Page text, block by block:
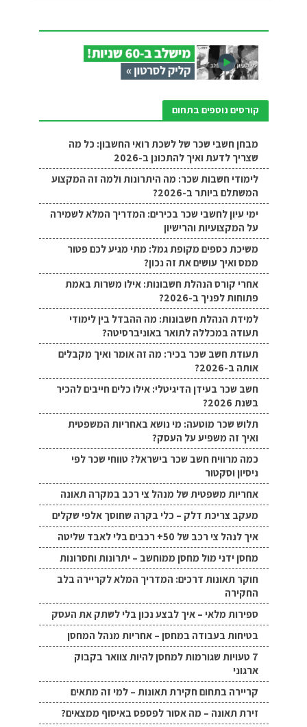
קורסים נוספים בתחום
מבחן חשבי שכר של לשכת רואי החשבון: כל מה
שצריך לדעת ואיך להתכונן ב-2026
לימודי חשבות שכר: מה היתרונות ולמה זה המקצוע
המשתלם ביותר ב-2026?
ימי עיון לחשבי שכר בכירים: המדריך המלא לשמירה
על המקצועיות והרישיון
משיכת כספים מקופת גמל: מתי מגיע לכם פטור
ממס ואיך עושים את זה נכון?
אחרי קורס הנהלת חשבונות: אילו משרות באמת
פתוחות לפניך ב-2026?
למידת הנהלת חשבונות: מה ההבדל בין לימודי
תעודה במכללה לתואר באוניברסיטה?
תעודת חשב שכר בכיר: מה זה אומר ואיך מקבלים
אותה ב-2026?
חשב שכר בעידן הדיגיטלי: אילו כלים חייבים להכיר
בשנת 2026?
תלוש שכר מוטעה: מי נושא באחריות המשפטית
ואיך זה משפיע על העסק?
כמה מרוויח חשב שכר בישראל? טווחי שכר לפי
ניסיון וסקטור
אחריות משפטית של מנהל צי רכב במקרה תאונה
מעקב צריכת דלק – כלי בקרה שחוסך אלפי שקלים
איך לנהל צי רכב של 50+ רכבים בלי לאבד שליטה
מחסן ידני מול מחסן ממוחשב – יתרונות וחסרונות
חוקר תאונות דרכים: המדריך המלא לקריירה בלב
החקירה
ספירות מלאי – איך לבצע נכון בלי לשתק את העסק
בטיחות בעבודה במחסן – אחריות מנהל המחסן
7 טעויות שגורמות למחסן להיות צוואר בקבוק
ארגוני
קריירה בתחום חקירת תאונות – למי זה מתאים
זירת תאונה – מה אסור לפספס באיסוף ממצאים?